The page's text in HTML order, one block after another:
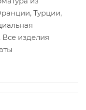
Турции,
Все изделия